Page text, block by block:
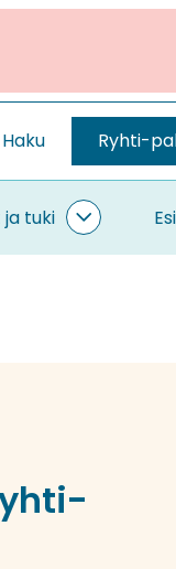
Haku Ryhti-
tuki
Ohjeet
ja